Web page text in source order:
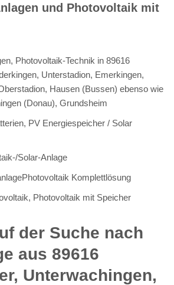
und Photovoltaik mit
Photovoltaik-Technik in 89616
Unterstadion, Emerkingen,
Hausen (Bussen) ebenso wie
(Donau), Grundsheim
PV Energiespeicher / Solar
Solar-Anlage
Komplettlösung
Photovoltaik mit Speicher
der Suche nach
aus 89616
Unterwachingen,